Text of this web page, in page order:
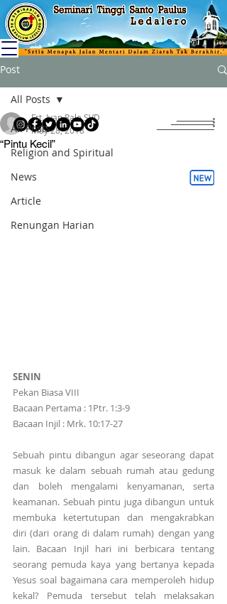
Post
All Posts
Religion and Spiritual
News
Article
Renungan Harian
All Posts
“Pintu Kecil”
Frt. Ivan Rale SVD
May 28, 2018
SENIN
Pekan Biasa VIII
Bacaan Pertama : 1Ptr. 1:3-9
Bacaan Injil : Mrk. 10:17-27
Sebuah pintu dibangun agar seseorang dapat
masuk ke dalam sebuah rumah atau gedung
dan boleh mengalami kenyamanan, serta
keamanan. Sebuah pintu juga dibangun untuk
membuka ketertutupan dan mengakrabkan
diri (dari orang di dalam rumah) dengan yang
lain. Bacaan Injil hari ini berbicara tentang
seorang pemuda kaya yang bertanya kepada
Yesus soal bagaimana cara memperoleh hidup
kekal? Pemuda tersebut telah melaksakan